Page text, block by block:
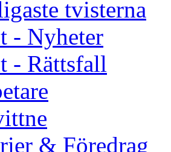
tvisterna
- Nyheter
- Rättsfall
& Föredrag